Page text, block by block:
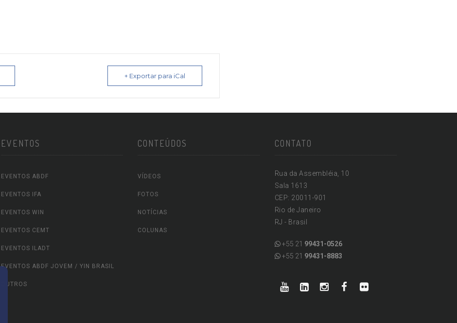
+ Exportar para iCal
EVENTOS
EVENTOS ABDF
EVENTOS IFA
EVENTOS WIN
EVENTOS CEMT
EVENTOS ILADT
EVENTOS ABDF JOVEM / YIN BRASIL
OUTROS
CONTEÚDOS
VÍDEOS
FOTOS
NOTÍCIAS
COLUNAS
CONTATO
Rua da Assembléia, 10
Sala 1613
CEP: 20011-901
Rio de Janeiro
RJ - Brasil
+55 21 99431-0526
+55 21 99431-8883